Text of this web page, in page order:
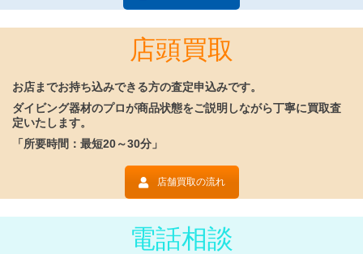
店頭買取
お店までお持ち込みできる方の査定申込みです。
ダイビング器材のプロが商品状態をご説明しながら丁寧に買取査
定いたします。
「所要時間：最短20～30分」
店舗買取の流れ
電話相談